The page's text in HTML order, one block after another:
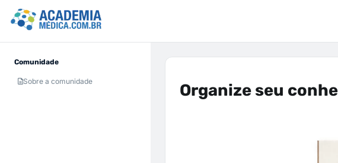
Comunidade
Sobre a comunidade Organize seu